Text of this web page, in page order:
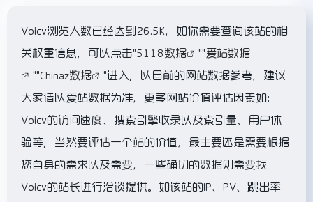
Voicv浏览人数已经达到26.5K，如你需要查询该站的相
关权重信息，可以点击"5118数据 ""爱站数据
""Chinaz数据
"进入；以目前的网站数据参考，建议
大家请以爱站数据为准，更多网站价值评估因素如：
Voicv的访问速度、搜索引擎收录以及索引量、用户体
验等；当然要评估一个站的价值，最主要还是需要根据
您自身的需求以及需要，一些确切的数据则需要找
Voicv的站长进行洽谈提供。如该站的IP、PV、跳出率